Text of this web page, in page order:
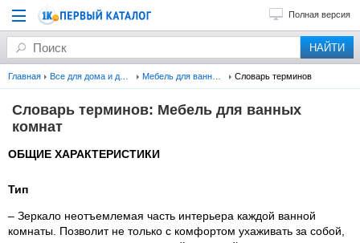
Полная версия
Главная Словарь терминов
Словарь терминов: Мебель для ванных
комнат
ОБЩИЕ ХАРАКТЕРИСТИКИ
Тип
– Зеркало неотъемлемая часть интерьера каждой ванной
комнаты. Позволит не только с комфортом ухаживать за собой,